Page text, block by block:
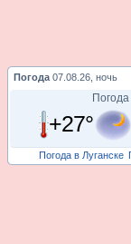
Погода 07.08.26, ночь
Погода
+27°
Погода в Луганске